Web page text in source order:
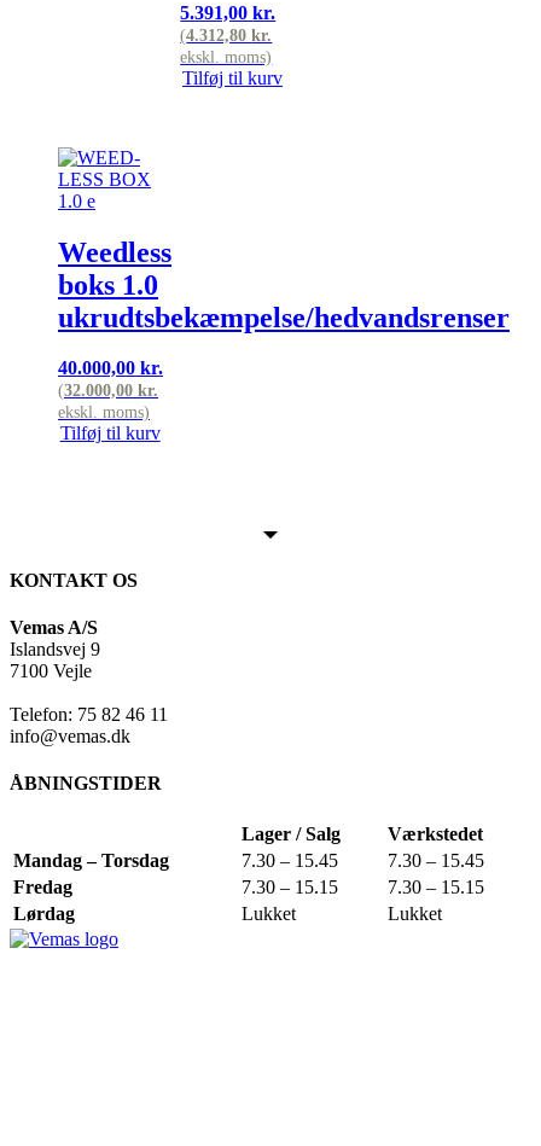
5.391,00kr.
(4.312,80kr.
ekskl. moms)
Tilføj til kurv
Weedless
boks 1.0
ukrudtsbekæmpelse/hedvandsrenser
40.000,00 kr.
(32.000,00 kr.
ekskl. moms)
Tilføj til kurv
KONTAKT OS
Vemas A/S
Islandsvej 9
7100 Vejle
Telefon: 75 82 46 11
info@vemas.dk
ÅBNINGSTIDER
Lager / Salg
Værkstedet
Mandag – Torsdag
7.30 – 15.45
7.30 – 15.45
Fredag
7.30 – 15.15
7.30 – 15.15
Lørdag
Lukket Lukket